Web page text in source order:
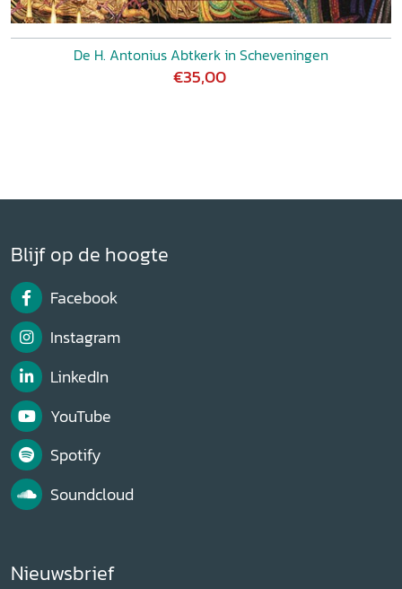
De H. Antonius Abtkerk in Scheveningen
€35,00
Blijf op de hoogte
Facebook
Instagram
LinkedIn
YouTube
Spotify
Soundcloud
Nieuwsbrief